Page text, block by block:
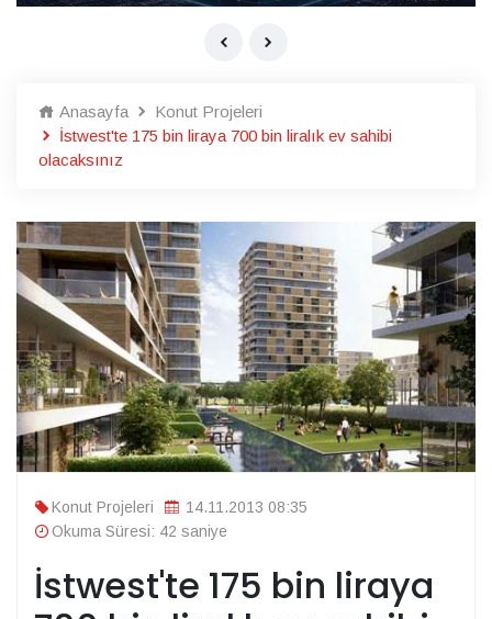
Anasayfa
Konut Projeleri
İstwest'te 175 bin liraya 700 bin liralık ev sahibi
olacaksınız
Konut Projeleri
14.11.2013 08:35
Okuma Süresi: 42 saniye
İstwest'te 175 bin liraya